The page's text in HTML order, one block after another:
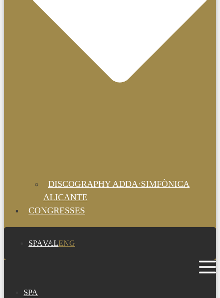
DISCOGRAPHY ADDA·SIMFÒNICA
ALICANTE
CONGRESSES
SPAVALENG
SPA